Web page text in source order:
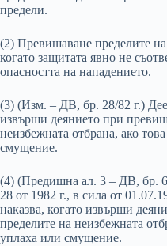
предели.
(2) Превишаване пределите
когато защитата явно не
опасността на нападението.
(3) (Изм. – ДВ, бр. 28/82 г.)
извърши деянието при
неизбежната отбрана, ако
смущение.
(4) (Предишна ал. 3 – ДВ, бр.
28 от 1982 г., в сила от
наказва, когато извърши
пределите на неизбежната
уплаха или смущение.